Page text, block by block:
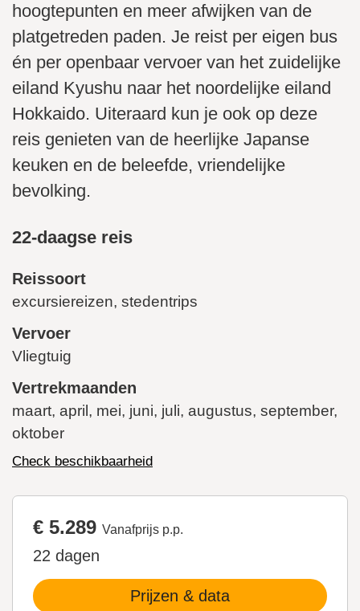
hoogtepunten en meer afwijken van de
platgetreden paden. Je reist per eigen bus
én per openbaar vervoer van het zuidelijke
eiland Kyushu naar het noordelijke eiland
Hokkaido. Uiteraard kun je ook op deze
reis genieten van de heerlijke Japanse
keuken en de beleefde, vriendelijke
bevolking.
22-daagse reis
Reissoort
excursiereizen, stedentrips
Vervoer
Vliegtuig
Vertrekmaanden
maart, april, mei, juni, juli, augustus, september,
oktober
Check beschikbaarheid
€ 5.289 Vanafprijs p.p.
22 dagen
Prijzen & data